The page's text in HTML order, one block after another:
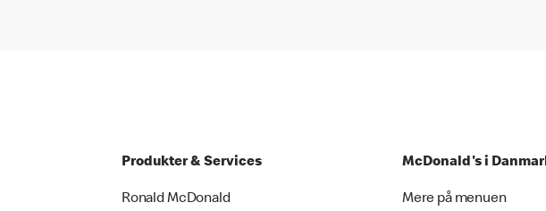
Produkter & Services
Ronald McDonald
McDonald's i
Mere på menuen